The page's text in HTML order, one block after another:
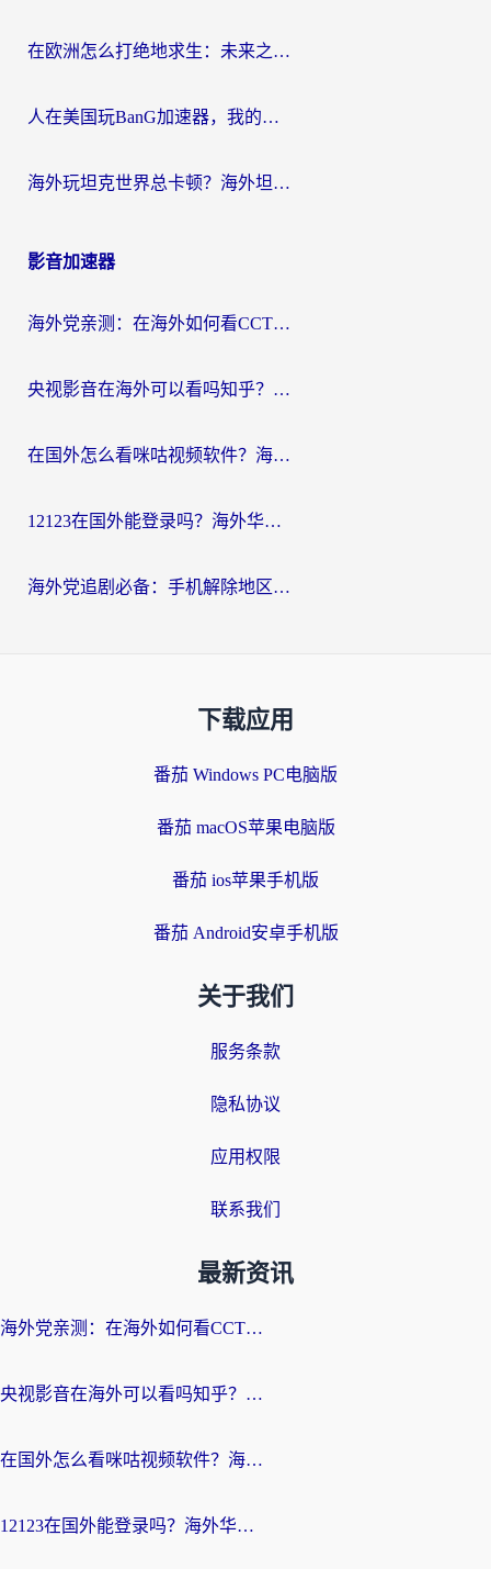
在欧洲怎么打绝地求生：未来之役不卡？留学生亲测的加速器避坑指南
人在美国玩BanG加速器，我的延迟终于绿了
海外玩坦克世界总卡顿？海外坦克世界加速器有哪些？实测好用的选择在这里
影音加速器
海外党亲测：在海外如何看CCTV？告别“仅限大陆播放”的实用指南
央视影音在海外可以看吗知乎？留学生亲测：3步解决地域限制+追剧自由
在国外怎么看咪咕视频软件？海外党亲测有效的回国加速方案
12123在国外能登录吗？海外华人必看的回国加速实用指南
海外党追剧必备：手机解除地区限制app怎么选？解决央视视频&国内剧地区限制全指南
下载应用
番茄 Windows PC电脑版
番茄 macOS苹果电脑版
番茄 ios苹果手机版
番茄 Android安卓手机版
关于我们
服务条款
隐私协议
应用权限
联系我们
最新资讯
海外党亲测：在海外如何看CCTV？告别“仅限大陆播放”的实用指南
央视影音在海外可以看吗知乎？留学生亲测：3步解决地域限制+追剧自由
在国外怎么看咪咕视频软件？海外党亲测有效的回国加速方案
12123在国外能登录吗？海外华人必看的回国加速实用指南